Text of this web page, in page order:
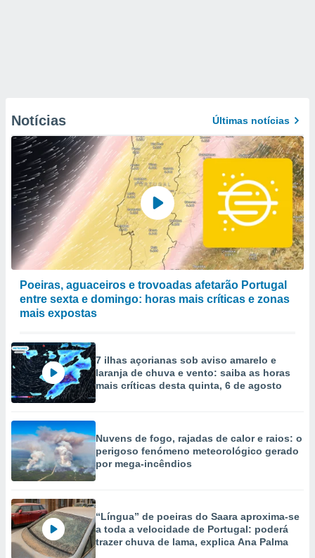
Notícias Últimas notícias
Poeiras, aguaceiros e trovoadas afetarão Portugal
entre sexta e domingo: horas mais críticas e zonas
mais expostas
7 ilhas açorianas sob aviso amarelo e
laranja de chuva e vento: saiba as horas
mais críticas desta quinta, 6 de agosto
Nuvens de fogo, rajadas de calor e raios: o
perigoso fenómeno meteorológico gerado
por mega-incêndios
“Língua” de poeiras do Saara aproxima-se
a toda a velocidade de Portugal: poderá
trazer chuva de lama, explica Ana Palma